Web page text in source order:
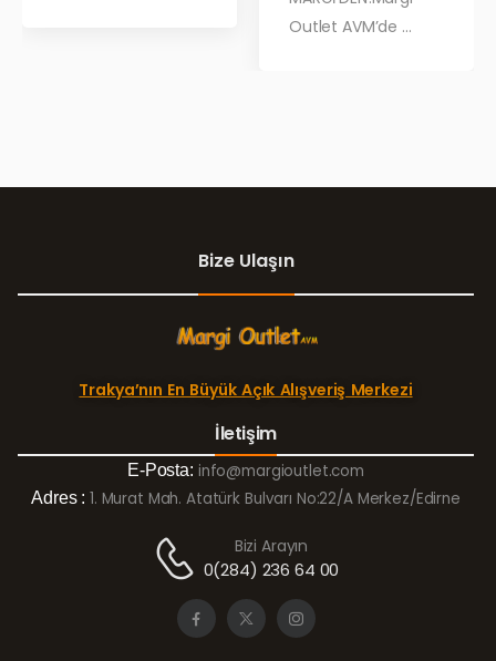
Outlet AVM’de ...
Bize Ulaşın
Trakya’nın En Büyük Açık Alışveriş Merkezi
İletişim
E-Posta: info@margioutlet.com
Adres : 1. Murat Mah. Atatürk Bulvarı No:22/A Merkez/Edirne
Bizi Arayın
0(284) 236 64 00